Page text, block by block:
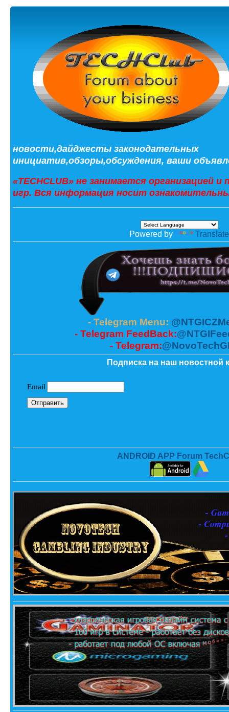
новости,дайджесты законодательных
инициатив,обзоры,обсуждения, ваши
«TECHCLUB» не занимается организацией
игр. Вся информация носит
Powered by Translate
- Telegram Menu:
- Telegram FeedBack:
- Telegram:
Подписка на наш новостной
ANDROID APP Forum